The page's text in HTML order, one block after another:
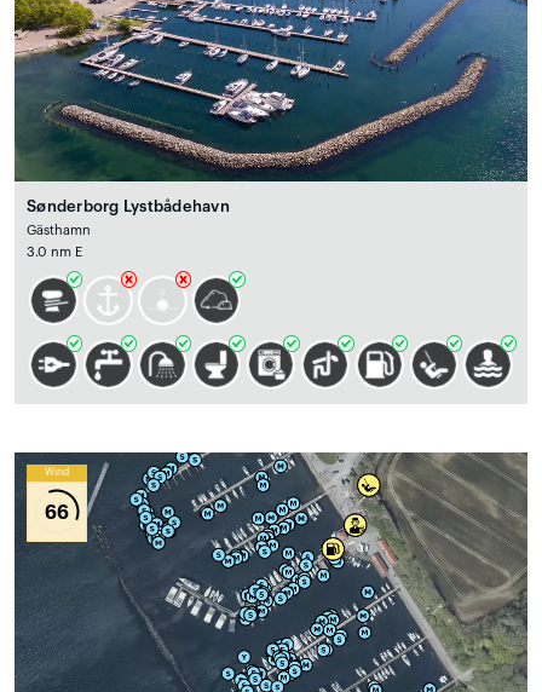
Sønderborg Lystbådehavn
Gästhamn
3.0 nm E
Wind
66